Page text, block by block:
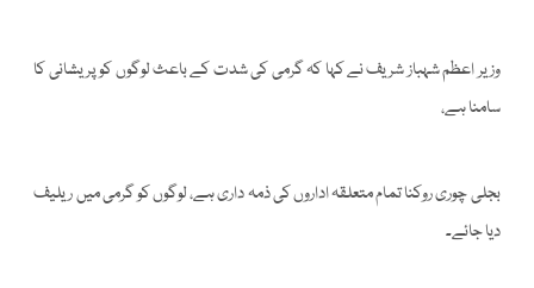
وزیر اعظم شہباز شریف نے کہا کہ گرمی کی شدت کے باعث لوگوں کو پریشانی کا
سامنا ہے،
بجلی چوری روکنا تمام متعلقہ اداروں کی ذمہ داری ہے، لوگوں کو گرمی میں ریلیف
دیا جائے۔